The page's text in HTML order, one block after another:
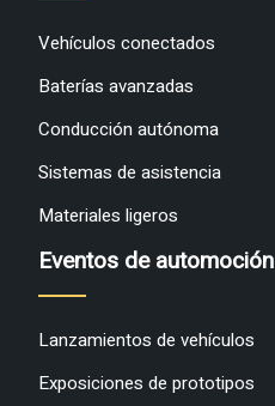
Vehículos conectados
Baterías avanzadas
Conducción autónoma
Sistemas de asistencia
Materiales ligeros
Eventos de automoción
Lanzamientos de vehículos
Exposiciones de prototipos